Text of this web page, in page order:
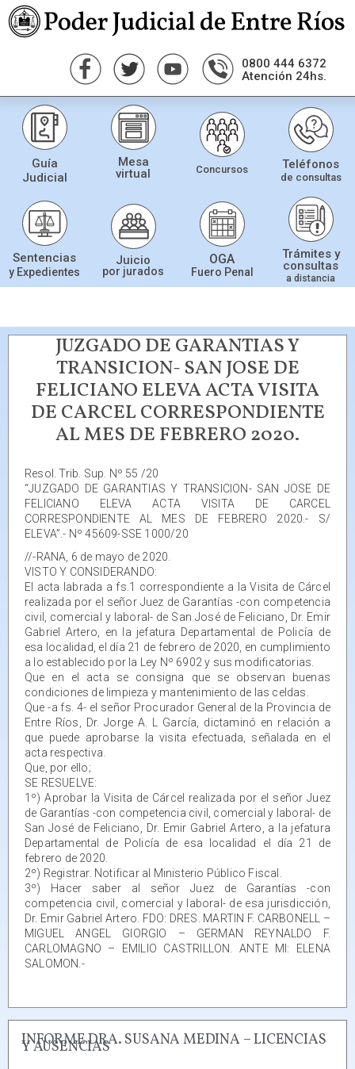
0800 444 6372
Atención 24hs.
Guía
Judicial
Mesa
virtual
Concursos Teléfonos
de consultas
Sentencias
y Expedientes
Juicio
por jurados
OGA
Fuero Penal
Trámites y
consultas
a distancia
JUZGADO DE GARANTIAS Y
TRANSICION- SAN JOSE DE
FELICIANO ELEVA ACTA VISITA
DE CARCEL CORRESPONDIENTE
AL MES DE FEBRERO 2020.
Resol. Trib. Sup. Nº 55 /20
“JUZGADO DE GARANTIAS Y TRANSICION- SAN JOSE DE
FELICIANO ELEVA ACTA VISITA DE CARCEL
CORRESPONDIENTE AL MES DE FEBRERO 2020.- S/
ELEVA”.- Nº 45609-SSE 1000/20
//-RANA, 6 de mayo de 2020.
VISTO Y CONSIDERANDO:
El acta labrada a fs.1 correspondiente a la Visita de Cárcel
realizada por el señor Juez de Garantías -con competencia
civil, comercial y laboral- de San José de Feliciano, Dr. Emir
Gabriel Artero, en la jefatura Departamental de Policía de
esa localidad, el día 21 de febrero de 2020, en cumplimiento
a lo establecido por la Ley Nº 6902 y sus modificatorias.
Que en el acta se consigna que se observan buenas
condiciones de limpieza y mantenimiento de las celdas.
Que -a fs. 4- el señor Procurador General de la Provincia de
Entre Ríos, Dr. Jorge A. L García, dictaminó en relación a
que puede aprobarse la visita efectuada, señalada en el
acta respectiva.
Que, por ello;
SE RESUELVE:
1º) Aprobar la Visita de Cárcel realizada por el señor Juez
de Garantías -con competencia civil, comercial y laboral- de
San José de Feliciano, Dr. Emir Gabriel Artero, a la jefatura
Departamental de Policía de esa localidad el día 21 de
febrero de 2020.
2º) Registrar. Notificar al Ministerio Público Fiscal.
3º) Hacer saber al señor Juez de Garantías -con
competencia civil, comercial y laboral- de esa jurisdicción,
Dr. Emir Gabriel Artero. FDO: DRES. MARTIN F. CARBONELL –
MIGUEL ANGEL GIORGIO – GERMAN REYNALDO F.
CARLOMAGNO – EMILIO CASTRILLON. ANTE MI: ELENA
SALOMON.-
INFORME DRA. SUSANA MEDINA – LICENCIAS
Y AUSENCIAS